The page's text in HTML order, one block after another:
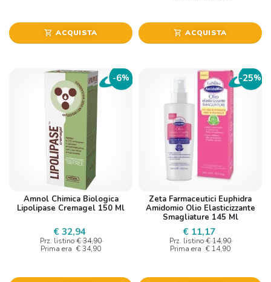
shopping_cart ACQUISTA shopping_cart ACQUISTA
-6%
Amnol Chimica Biologica
Lipolipase Cremagel 150 Ml
€ 32,94
Prz. listino € 34,90
Prima era € 34,90
-25%
Zeta Farmaceutici Euphidra
Amidomio Olio Elasticizzante
Smagliature 145 Ml
€ 11,17
Prz. listino € 14,90
Prima era € 14,90